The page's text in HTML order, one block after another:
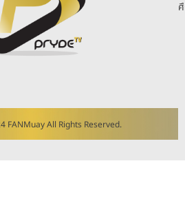
FANMuay All Rights Reserved.